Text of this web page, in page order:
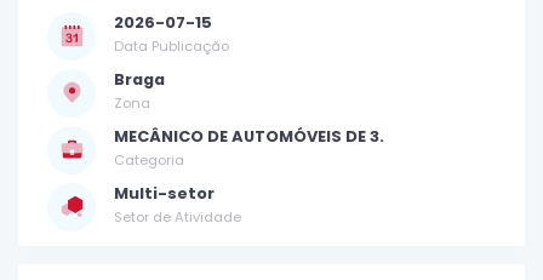
2026-07-15
Data Publicação
Braga
Zona
MECÂNICO DE AUTOMÓVEIS DE 3.
Categoria
Multi-setor
Setor de Atividade